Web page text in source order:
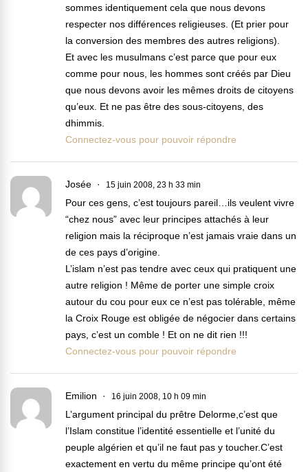
sommes identiquement cela que nous devons
respecter nos différences religieuses. (Et prier pour
la conversion des membres des autres religions).
Et avec les musulmans c’est parce que pour eux
comme pour nous, les hommes sont créés par Dieu
que nous devons avoir les mêmes droits de citoyens
qu’eux. Et ne pas être des sous-citoyens, des
dhimmis.
Connectez-vous pour pouvoir répondre
Josée 15 juin 2008, 23 h 33 min
Pour ces gens, c’est toujours pareil…ils veulent vivre
“chez nous” avec leur principes attachés à leur
religion mais la réciproque n’est jamais vraie dans un
de ces pays d’origine.
L’islam n’est pas tendre avec ceux qui pratiquent une
autre religion ! Même de porter une simple croix
autour du cou pour eux ce n’est pas tolérable, même
la Croix Rouge est obligée de négocier dans certains
pays, c’est un comble ! Et on ne dit rien !!!
Connectez-vous pour pouvoir répondre
Emilion 16 juin 2008, 10 h 09 min
L’argument principal du prêtre Delorme,c’est que
l’Islam constitue l’identité essentielle et l’unité du
peuple algérien et qu’il ne faut pas y toucher.C’est
exactement en vertu du même principe qu’ont été